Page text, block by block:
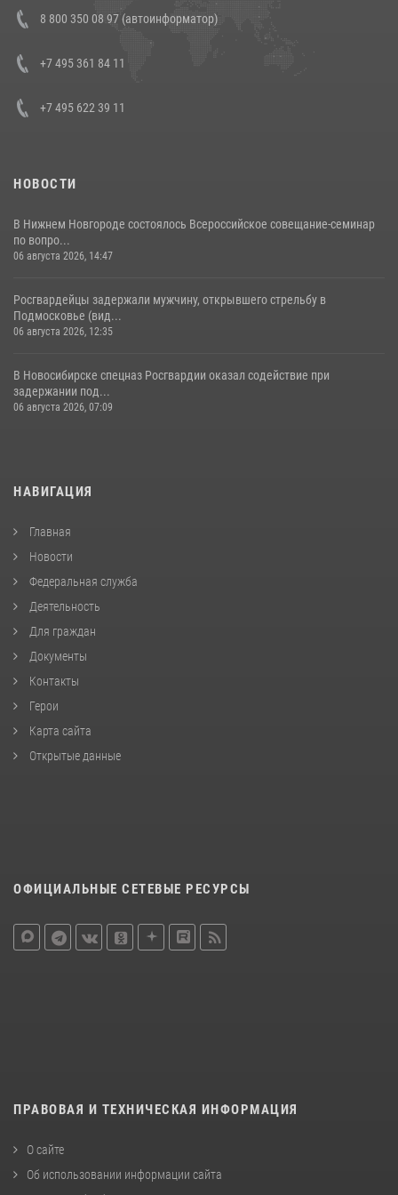
В Росгвардии прошла военно-научная конференция по обобщению
боевого опыта
8 800 350 08 97 (автоинформатор)
+7 495 361 84 11
+7 495 622 39 11
НОВОСТИ
В Нижнем Новгороде состоялось Всероссийское совещание-семинар
по вопро...
06 августа 2026, 14:47
Росгвардейцы задержали мужчину, открывшего стрельбу в
Подмосковье (вид...
06 августа 2026, 12:35
В Новосибирске спецназ Росгвардии оказал содействие при
задержании под...
06 августа 2026, 07:09
НАВИГАЦИЯ
Главная
Новости
Федеральная служба
Деятельность
Для граждан
Документы
Контакты
Герои
Карта сайта
Открытые данные
ОФИЦИАЛЬНЫЕ СЕТЕВЫЕ РЕСУРСЫ
ПРАВОВАЯ И ТЕХНИЧЕСКАЯ ИНФОРМАЦИЯ
О сайте
Об использовании информации сайта